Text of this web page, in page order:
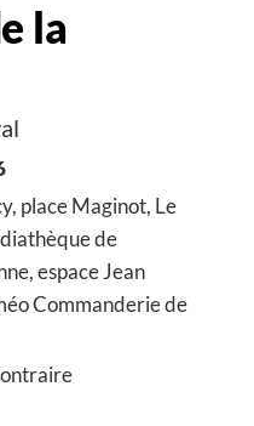
la
place Maginot, Le
de
espace Jean
Commanderie de